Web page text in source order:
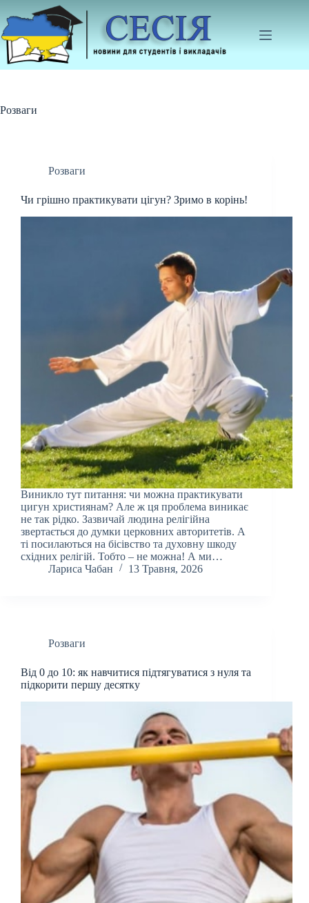
до
вмісту
Розваги
Розваги
Чи грішно практикувати цігун? Зримо в корінь!
Виникло тут питання: чи можна практикувати
цигун християнам? Але ж ця проблема виникає
не так рідко. Зазвичай людина релігійна
звертається до думки церковних авторитетів. А
ті посилаються на бісівство та духовну шкоду
східних релігій. Тобто – не можна! А ми…
Лариса Чабан
13 Травня, 2026
Розваги
Від 0 до 10: як навчитися підтягуватися з нуля та
підкорити першу десятку